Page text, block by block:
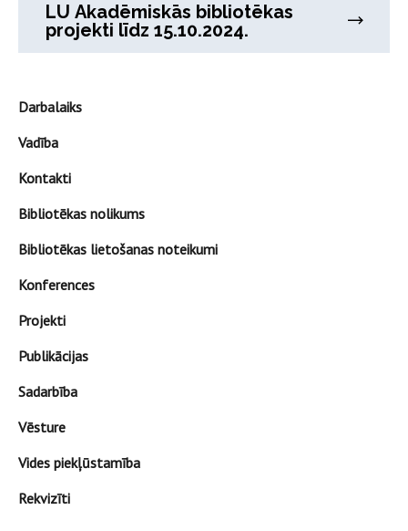
LU Akadēmiskās bibliotēkas
projekti līdz 15.10.2024.
Darbalaiks
Vadība
Kontakti
Bibliotēkas nolikums
Bibliotēkas lietošanas noteikumi
Konferences
Projekti
Publikācijas
Sadarbība
Vēsture
Vides piekļūstamība
Rekvizīti